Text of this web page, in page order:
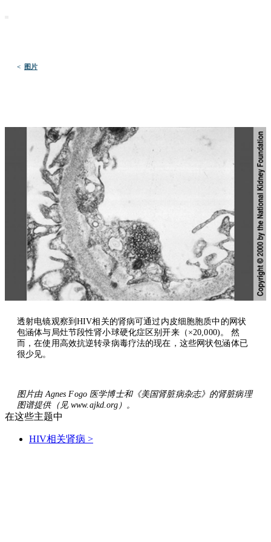
< 图片
透射电镜观察到HIV相关的肾病可通过内皮细胞胞质中的网状
包涵体与局灶节段性肾小球硬化症区别开来（ ×20,000)。 然
而，在使用高效抗逆转录病毒疗法的现在，这些网状包涵体已
很少见。
图片由 Agnes Fogo 医学博士和《美国肾脏病杂志》的肾脏病理
图谱提供（见 www.ajkd.org）。
在这些主题中
HIV相关肾病 >